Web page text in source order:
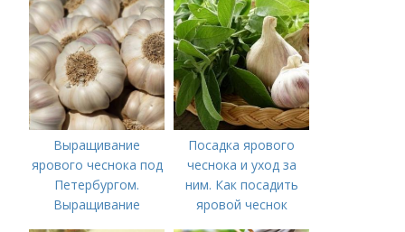
лучше делать
Выращивание
ярового чеснока под
Петербургом.
Выращивание
Посадка ярового
чеснока и уход за
ним. Как посадить
яровой чеснок